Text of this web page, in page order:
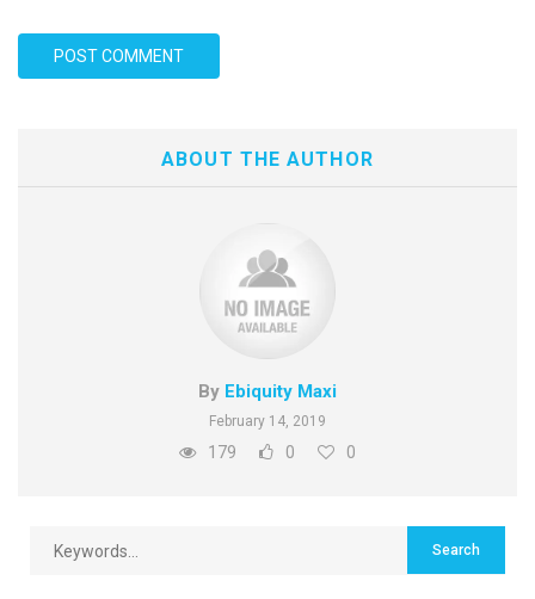
ABOUT THE AUTHOR
By Ebiquity Maxi
February 14, 2019
179 0 0